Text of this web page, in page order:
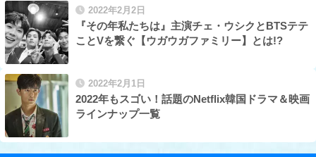
2022年2月2日
『その年私たちは』主演チェ・ウシクとBTSテテ
ことVを繋ぐ【ウガウガファミリー】とは!?
2022年2月1日
2022年もスゴい！話題のNetflix韓国ドラマ＆映画
ラインナップ一覧